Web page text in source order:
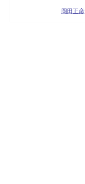
岡田正彦